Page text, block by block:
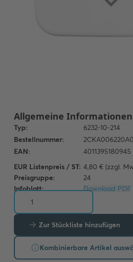
EUR Listenpreis / ST: 4,80 € (zzgl.
Preisgruppe:
24
Infoblatt:
Download PDF
Zur Stückliste hinzufügen
Kombinierbare Artikel